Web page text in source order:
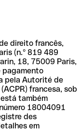
direito francês,
(n.º 819 489
18, 75009 Paris,
pagamento
pela Autorité de
francesa, sob
também
18004091
des
em